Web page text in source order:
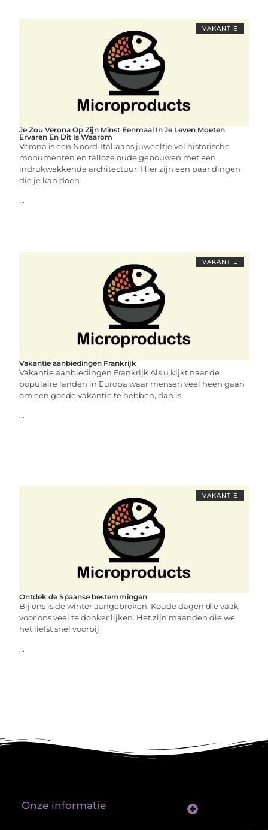
VAKANTIE
Je Zou Verona Op Zijn Minst Eenmaal In Je Leven Moeten
Ervaren En Dit Is Waarom
Verona is een Noord-Italiaans juweeltje vol historische
monumenten en talloze oude gebouwen met een
indrukwekkende architectuur. Hier zijn een paar dingen
die je kan doen
...
VAKANTIE
Vakantie aanbiedingen Frankrijk
Vakantie aanbiedingen Frankrijk Als u kijkt naar de
populaire landen in Europa waar mensen veel heen gaan
om een goede vakantie te hebben, dan is
...
VAKANTIE
Ontdek de Spaanse bestemmingen
Bij ons is de winter aangebroken. Koude dagen die vaak
voor ons veel te donker lijken. Het zijn maanden die we
het liefst snel voorbij
...
Onze informatie